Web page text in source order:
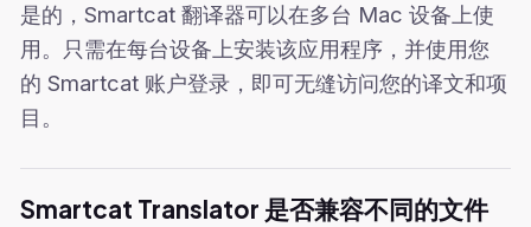
是的，Smartcat 翻译器可以在多台 Mac 设备上使
用。只需在每台设备上安装该应用程序，并使用您
的 Smartcat 账户登录，即可无缝访问您的译文和项
目。
Smartcat Translator 是否兼容不同的文件